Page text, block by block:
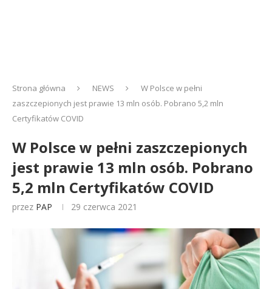
Strona główna NEWS
W Polsce w pełni
zaszczepionych jest prawie 13 mln osób. Pobrano 5,2 mln
Certyfikatów COVID
W Polsce w pełni zaszczepionych
jest prawie 13 mln osób. Pobrano
5,2 mln Certyfikatów COVID
przez PAP 29 czerwca 2021